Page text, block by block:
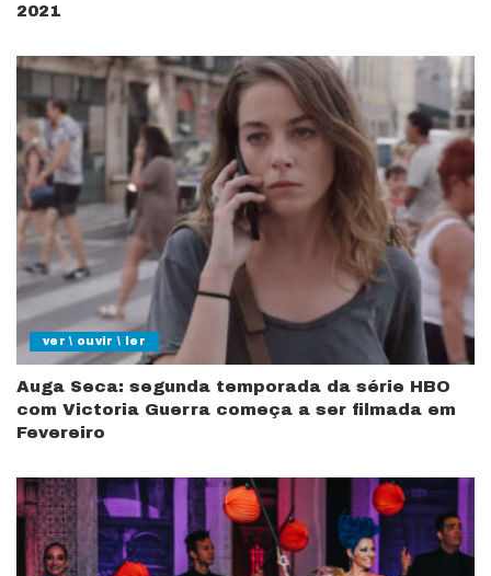
2021
ver \ ouvir \ ler
Auga Seca: segunda temporada da série HBO
com Victoria Guerra começa a ser filmada em
Fevereiro